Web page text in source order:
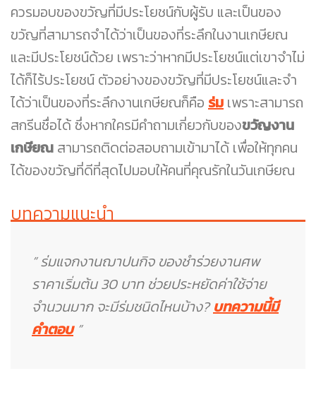
ควรมอบของขวัญที่มีประโยชน์กับผู้รับ และเป็นของ
ขวัญที่สามารถจำได้ว่าเป็นของที่ระลึกในงานเกษียณ
และมีประโยชน์ด้วย เพราะว่าหากมีประโยชน์แต่เขาจำไม่
ได้ก็ไร้ประโยชน์ ตัวอย่างของขวัญที่มีประโยชน์และจำ
ได้ว่าเป็นของที่ระลึกงานเกษียณก็คือ ร่ม เพราะสามารถ
สกรีนชื่อได้ ซึ่งหากใครมีคำถามเกี่ยวกับของขวัญงาน
เกษียณ สามารถติดต่อสอบถามเข้ามาได้ เพื่อให้ทุกคน
ได้ของขวัญที่ดีที่สุดไปมอบให้คนที่คุณรักในวันเกษียณ
บทความแนะนำ
” ร่มแจกงานฌาปนกิจ ของชำร่วยงานศพ
ราคาเริ่มต้น 30 บาท ช่วยประหยัดค่าใช้จ่าย
จำนวนมาก จะมีร่มชนิดไหนบ้าง?บทความนี้มี
คำตอบ”